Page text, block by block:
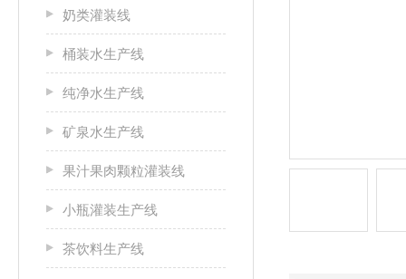
奶类灌装线
桶装水生产线
纯净水生产线
矿泉水生产线
果汁果肉颗粒灌装线
小瓶灌装生产线
茶饮料生产线